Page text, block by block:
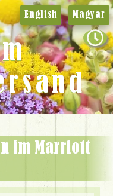
English Magyar